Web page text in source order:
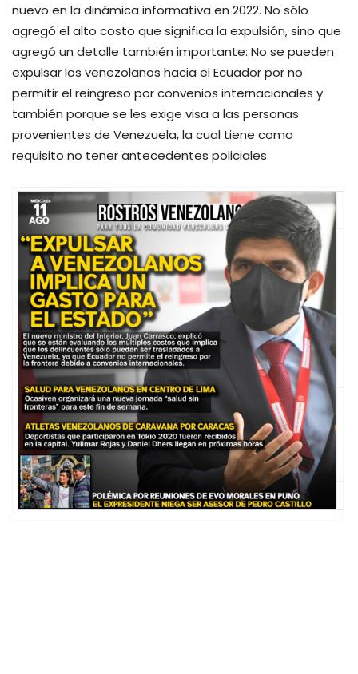
nuevo en la dinámica informativa en 2022. No sólo
agregó el alto costo que significa la expulsión, sino que
agregó un detalle también importante: No se pueden
expulsar los venezolanos hacia el Ecuador por no
permitir el reingreso por convenios internacionales y
también porque se les exige visa a las personas
provenientes de Venezuela, la cual tiene como
requisito no tener antecedentes policiales.